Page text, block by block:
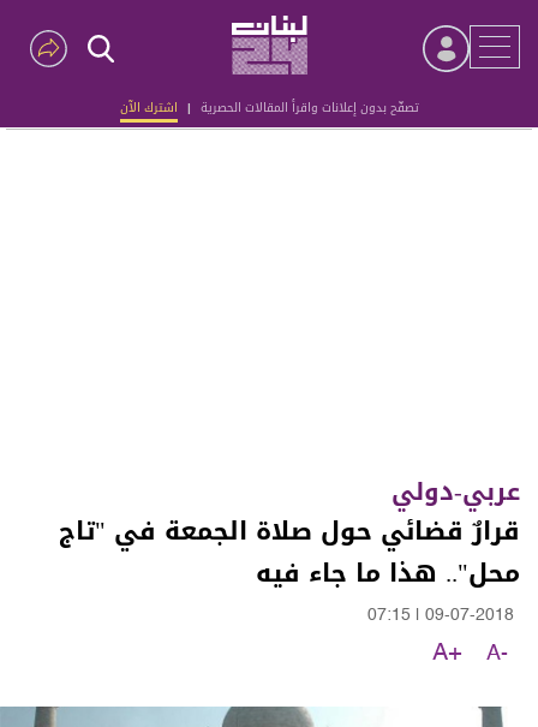
تصفّح بدون إعلانات واقرأ المقالات الحصرية | اشترك الآن
Advertisement
عربي-دولي
قرارٌ قضائي حول صلاة الجمعة في "تاج
محل".. هذا ما جاء فيه
09-07-2018
07:15
A-
A+